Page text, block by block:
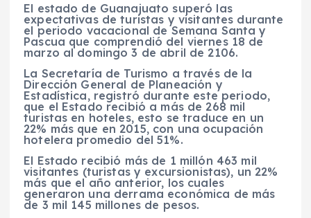
El estado de Guanajuato superó las
expectativas de turistas y visitantes durante
el periodo vacacional de Semana Santa y
Pascua que comprendió del viernes 18 de
marzo al domingo 3 de abril de 2106.
La Secretaría de Turismo a través de la
Dirección General de Planeación y
Estadística, registró durante este periodo,
que el Estado recibió a más de 268 mil
turistas en hoteles, esto se traduce en un
22% más que en 2015, con una ocupación
hotelera promedio del 51%.
El Estado recibió más de 1 millón 463 mil
visitantes (turistas y excursionistas), un 22%
más que el año anterior, los cuales
generaron una derrama económica de más
de 3 mil 145 millones de pesos.